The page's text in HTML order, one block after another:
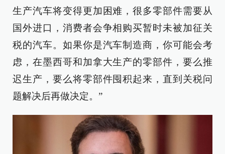
生产汽车将变得更加困难，很多零部件需要从
国外进口，消费者会争相购买暂时未被加征关
税的汽车。如果你是汽车制造商，你可能会考
虑，在墨西哥和加拿大生产的零部件，要么推
迟生产，要么将零部件囤积起来，直到关税问
题解决后再做决定。”